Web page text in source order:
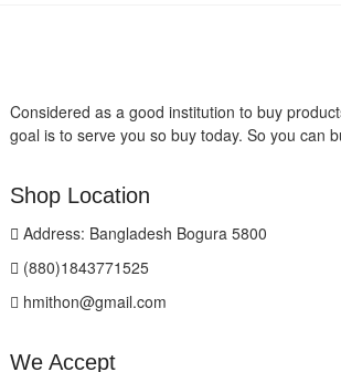
Considered as a good institution to buy
goal is to serve you so buy today. So you can
Shop Location
Address: Bangladesh Bogura 5800
(880)1843771525
hmithon@gmail.com
We Accept